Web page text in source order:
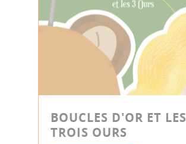
BOUCLES D'OR ET LES
TROIS OURS